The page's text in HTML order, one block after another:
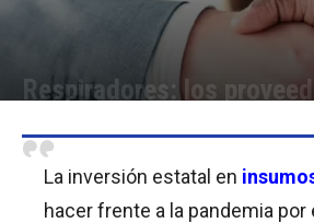
Respiradores: los
La inversión estatal en
hacer frente a la pandemia por